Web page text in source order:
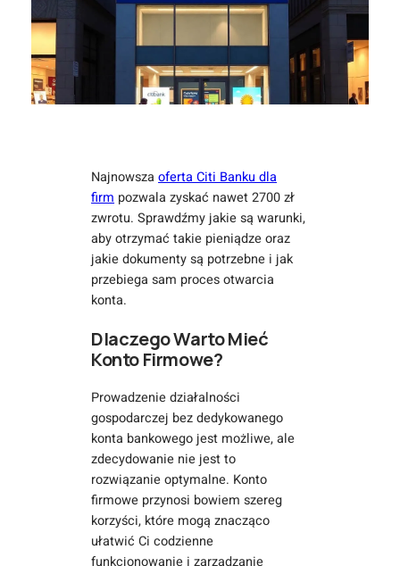
Najnowszaoferta Citi Banku dla
firm pozwala zyskać nawet 2700 zł
zwrotu. Sprawdźmy jakie są warunki,
aby otrzymać takie pieniądze oraz
jakie dokumenty są potrzebne i jak
przebiega sam proces otwarcia
konta.
Dlaczego Warto Mieć
Konto Firmowe?
Prowadzenie działalności
gospodarczej bez dedykowanego
konta bankowego jest możliwe, ale
zdecydowanie nie jest to
rozwiązanie optymalne. Konto
firmowe przynosi bowiem szereg
korzyści, które mogą znacząco
ułatwić Ci codzienne
funkcjonowanie i zarządzanie